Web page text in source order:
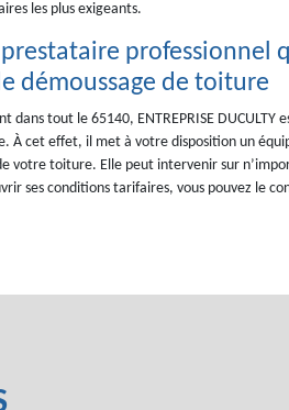
les plus exigeants.
prestataire professionnel
démoussage de toiture
tout le 65140, ENTREPRISE DUCULTY
À cet effet, il met à votre disposition un
votre toiture. Elle peut intervenir sur
ses conditions tarifaires, vous pouvez le